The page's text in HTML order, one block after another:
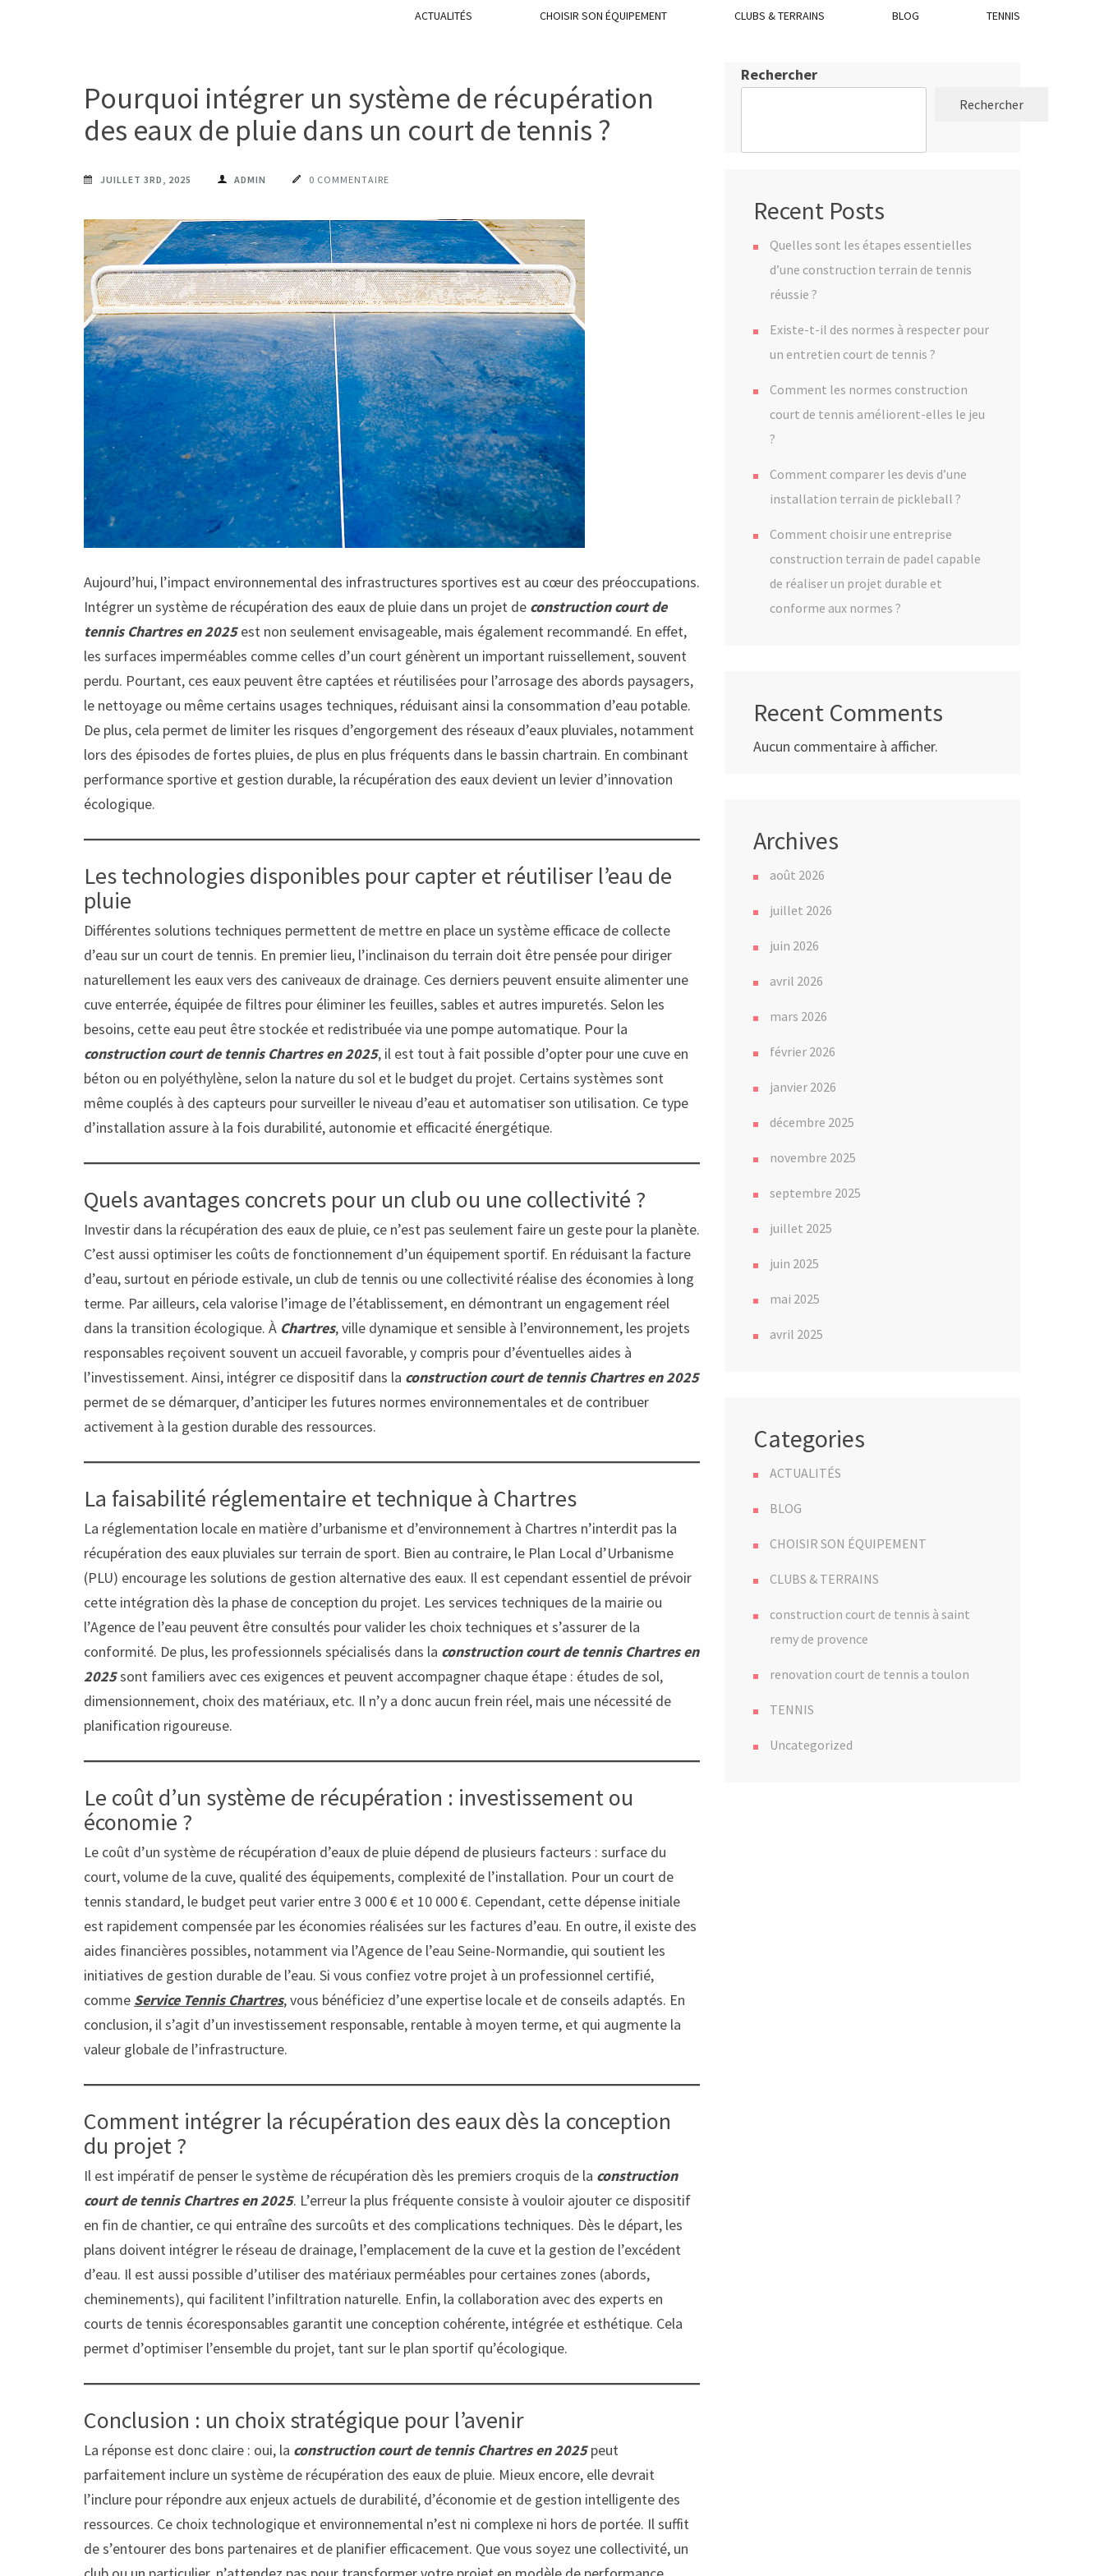
ACTUALITÉS CHOISIR SON ÉQUIPEMENT CLUBS & TERRAINS BLOG TENNIS
Pourquoi intégrer un système de récupération
des eaux de pluie dans un court de tennis ?
JUILLET 3RD, 2025 ADMIN 0 COMMENTAIRE
Aujourd’hui, l’impact environnemental des infrastructures sportives est au cœur des préoccupations.
Intégrer un système de récupération des eaux de pluie dans un projet de construction court de
tennis Chartres en 2025est non seulement envisageable, mais également recommandé. En effet,
les surfaces imperméables comme celles d’un court génèrent un important ruissellement, souvent
perdu. Pourtant, ces eaux peuvent être captées et réutilisées pour l’arrosage des abords paysagers,
le nettoyage ou même certains usages techniques, réduisant ainsi la consommation d’eau potable.
De plus, cela permet de limiter les risques d’engorgement des réseaux d’eaux pluviales, notamment
lors des épisodes de fortes pluies, de plus en plus fréquents dans le bassin chartrain. En combinant
performance sportive et gestion durable, la récupération des eaux devient un levier d’innovation
écologique.
Les technologies disponibles pour capter et réutiliser l’eau de
pluie
Différentes solutions techniques permettent de mettre en place un système efficace de collecte
d’eau sur un court de tennis. En premier lieu, l’inclinaison du terrain doit être pensée pour diriger
naturellement les eaux vers des caniveaux de drainage. Ces derniers peuvent ensuite alimenter une
cuve enterrée, équipée de filtres pour éliminer les feuilles, sables et autres impuretés. Selon les
besoins, cette eau peut être stockée et redistribuée via une pompe automatique. Pour la
construction court de tennis Chartres en 2025, il est tout à fait possible d’opter pour une cuve en
béton ou en polyéthylène, selon la nature du sol et le budget du projet. Certains systèmes sont
même couplés à des capteurs pour surveiller le niveau d’eau et automatiser son utilisation. Ce type
d’installation assure à la fois durabilité, autonomie et efficacité énergétique.
Quels avantages concrets pour un club ou une collectivité ?
Investir dans la récupération des eaux de pluie, ce n’est pas seulement faire un geste pour la planète.
C’est aussi optimiser les coûts de fonctionnement d’un équipement sportif. En réduisant la facture
d’eau, surtout en période estivale, un club de tennis ou une collectivité réalise des économies à long
terme. Par ailleurs, cela valorise l’image de l’établissement, en démontrant un engagement réel
dans la transition écologique. À Chartres, ville dynamique et sensible à l’environnement, les projets
responsables reçoivent souvent un accueil favorable, y compris pour d’éventuelles aides à
l’investissement. Ainsi, intégrer ce dispositif dans la construction court de tennis Chartres en 2025
permet de se démarquer, d’anticiper les futures normes environnementales et de contribuer
activement à la gestion durable des ressources.
La faisabilité réglementaire et technique à Chartres
La réglementation locale en matière d’urbanisme et d’environnement à Chartres n’interdit pas la
récupération des eaux pluviales sur terrain de sport. Bien au contraire, le Plan Local d’Urbanisme
(PLU) encourage les solutions de gestion alternative des eaux. Il est cependant essentiel de prévoir
cette intégration dès la phase de conception du projet. Les services techniques de la mairie ou
l’Agence de l’eau peuvent être consultés pour valider les choix techniques et s’assurer de la
conformité. De plus, les professionnels spécialisés dans la construction court de tennis Chartres en
2025sont familiers avec ces exigences et peuvent accompagner chaque étape : études de sol,
dimensionnement, choix des matériaux, etc. Il n’y a donc aucun frein réel, mais une nécessité de
planification rigoureuse.
Le coût d’un système de récupération : investissement ou
économie ?
Le coût d’un système de récupération d’eaux de pluie dépend de plusieurs facteurs : surface du
court, volume de la cuve, qualité des équipements, complexité de l’installation. Pour un court de
tennis standard, le budget peut varier entre 3 000 € et 10 000 €. Cependant, cette dépense initiale
est rapidement compensée par les économies réalisées sur les factures d’eau. En outre, il existe des
aides financières possibles, notamment via l’Agence de l’eau Seine-Normandie, qui soutient les
initiatives de gestion durable de l’eau. Si vous confiez votre projet à un professionnel certifié,
comme Service Tennis Chartres, vous bénéficiez d’une expertise locale et de conseils adaptés. En
conclusion, il s’agit d’un investissement responsable, rentable à moyen terme, et qui augmente la
valeur globale de l’infrastructure.
Comment intégrer la récupération des eaux dès la conception
du projet ?
Il est impératif de penser le système de récupération dès les premiers croquis de la construction
court de tennis Chartres en 2025. L’erreur la plus fréquente consiste à vouloir ajouter ce dispositif
en fin de chantier, ce qui entraîne des surcoûts et des complications techniques. Dès le départ, les
plans doivent intégrer le réseau de drainage, l’emplacement de la cuve et la gestion de l’excédent
d’eau. Il est aussi possible d’utiliser des matériaux perméables pour certaines zones (abords,
cheminements), qui facilitent l’infiltration naturelle. Enfin, la collaboration avec des experts en
courts de tennis écoresponsables garantit une conception cohérente, intégrée et esthétique. Cela
permet d’optimiser l’ensemble du projet, tant sur le plan sportif qu’écologique.
Conclusion : un choix stratégique pour l’avenir
La réponse est donc claire : oui, la construction court de tennis Chartres en 2025peut
parfaitement inclure un système de récupération des eaux de pluie. Mieux encore, elle devrait
l’inclure pour répondre aux enjeux actuels de durabilité, d’économie et de gestion intelligente des
ressources. Ce choix technologique et environnemental n’est ni complexe ni hors de portée. Il suffit
de s’entourer des bons partenaires et de planifier efficacement. Que vous soyez une collectivité, un
Rechercher
Rechercher
Recent Posts
Quelles sont les étapes essentielles
d’une construction terrain de tennis
réussie ?
Existe-t-il des normes à respecter pour
un entretien court de tennis ?
Comment les normes construction
court de tennis améliorent-elles le jeu
?
Comment comparer les devis d’une
installation terrain de pickleball ?
Comment choisir une entreprise
construction terrain de padel capable
de réaliser un projet durable et
conforme aux normes ?
Recent Comments
Aucun commentaire à afficher.
Archives
août 2026
juillet 2026
juin 2026
avril 2026
mars 2026
février 2026
janvier 2026
décembre 2025
novembre 2025
septembre 2025
juillet 2025
juin 2025
mai 2025
avril 2025
Categories
ACTUALITÉS
BLOG
CHOISIR SON ÉQUIPEMENT
CLUBS & TERRAINS
construction court de tennis à saint
remy de provence
renovation court de tennis a toulon
TENNIS
Uncategorized